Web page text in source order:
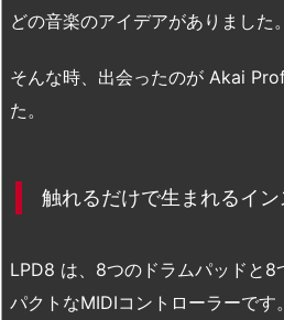
どの音楽のアイデアがありました。
そんな時、出会ったのが Akai
た。
触れるだけで生まれるイ
LPD8 は、8つのドラムパッドと8
パクトなMIDIコントローラーで